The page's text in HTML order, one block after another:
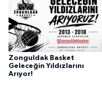
Zonguldak Basket
Geleceğin Yıldızlarını
Arıyor!